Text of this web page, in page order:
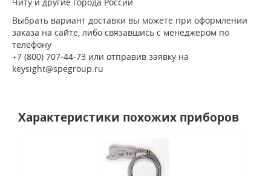
Выбрать вариант доставки вы можете при оформлении
заказа на сайте, либо связавшись с менеджером по
телефону
+7 (800) 707-44-73 или отправив заявку на
keysight@spegroup.ru
Характеристики похожих приборов